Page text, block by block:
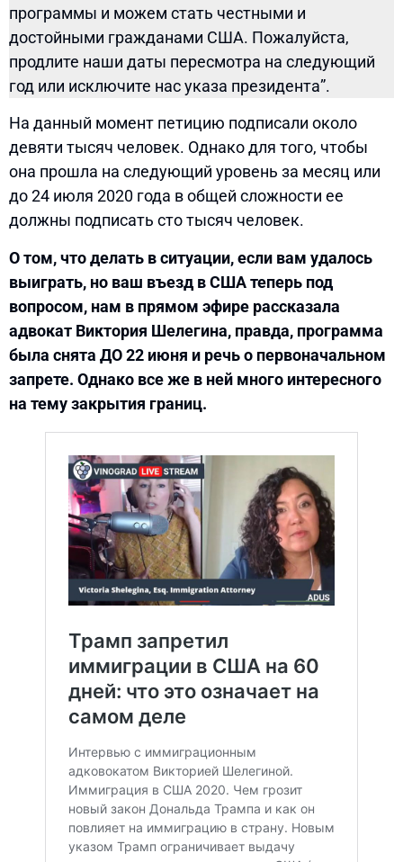
программы и можем стать честными и
достойными гражданами США. Пожалуйста,
продлите наши даты пересмотра на следующий
год или исключите нас указа президента”.
На данный момент петицию подписали около
девяти тысяч человек. Однако для того, чтобы
она прошла на следующий уровень за месяц или
до 24 июля 2020 года в общей сложности ее
должны подписать сто тысяч человек.
О том, что делать в ситуации, если вам удалось
выиграть, но ваш въезд в США теперь под
вопросом, нам в прямом эфире рассказала
адвокат Виктория Шелегина, правда, программа
была снята ДО 22 июня и речь о первоначальном
запрете. Однако все же в ней много интересного
на тему закрытия границ.